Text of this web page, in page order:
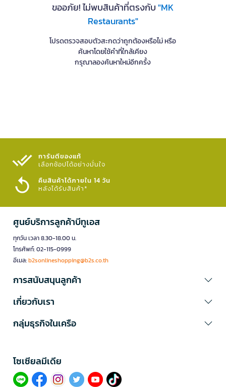
ขออภัย! ไม่พบสินค้าที่ตรงกับ"MK
Restaurants"
โปรดตรวจสอบตัวสะกดว่าถูกต้องหรือไม่ หรือ
ค้นหาโดยใช้คำที่ใกล้เคียง
กรุณาลองค้นหาใหม่อีกครั้ง
การันตีของแท้
เลือกช้อปได้อย่างมั่นใจ​
คืนสินค้าได้ภายใน 14 วัน
หลังได้รับสินค้า*
ศูนย์บริการลูกค้าบีทูเอส
ทุกวัน เวลา 8.30-18.00 น.
โทรศัพท์: 02-115-0999
อีเมล:b2sonlineshopping@b2s.co.th
การสนับสนุนลูกค้า
เกี่ยวกับเรา
กลุ่มธุรกิจในเครือ
โซเซียลมีเดีย​